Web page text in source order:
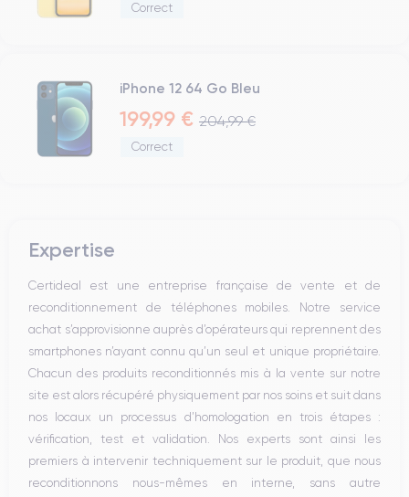
Correct
iPhone 12 64 Go Bleu
199,99 € 204,99 €
Correct
Expertise
Certideal est une entreprise française de vente et de
reconditionnement de téléphones mobiles. Notre service
achat s’approvisionne auprès d’opérateurs qui reprennent des
smartphones n’ayant connu qu’un seul et unique propriétaire.
Chacun des produits reconditionnés mis à la vente sur notre
site est alors récupéré physiquement par nos soins et suit dans
nos locaux un processus d’homologation en trois étapes :
vérification, test et validation. Nos experts sont ainsi les
premiers à intervenir techniquement sur le produit, que nous
reconditionnons nous-mêmes en interne, sans autre